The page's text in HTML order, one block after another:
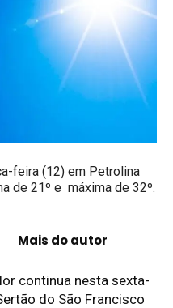
feira (12) em Petrolina
de 21º e máxima de 32º.
Mais do autor
continua nesta sexta-
do São Francisco